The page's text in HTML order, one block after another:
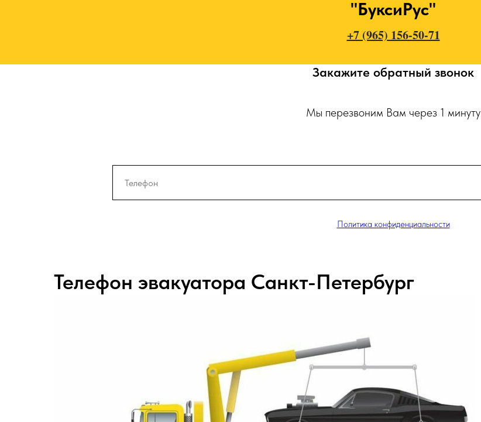
"БуксиРус"
+7 (965) 156-50-71
Закажите обратный звонок
Мы перезвоним Вам через 1 минуту
Политика конфиденциальности
Телефон эвакуатора Санкт-Петербург